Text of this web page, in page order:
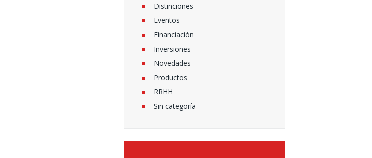
Distinciones
Eventos
Financiación
Inversiones
Novedades
Productos
RRHH
Sin categoría